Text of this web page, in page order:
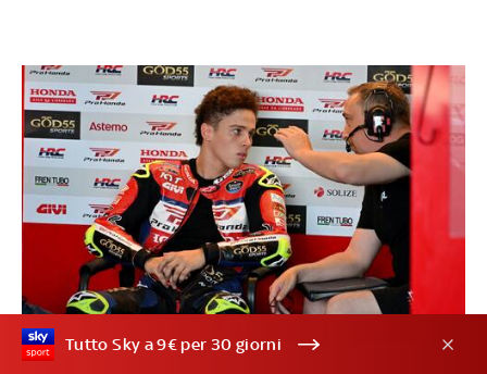
19/27
Tutto Sky a 9€ per 30 giorni